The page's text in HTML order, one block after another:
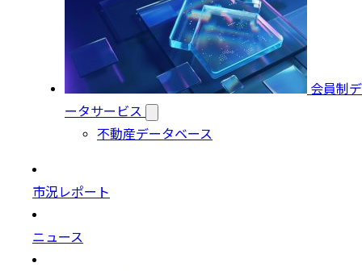
会員制デ
ータサービス
不動産データベース
市況レポート
ニュース